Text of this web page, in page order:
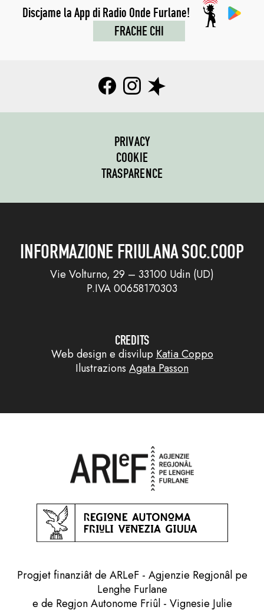
Discjame la App di Radio Onde Furlane!
FRACHE CHI
PRIVACY
COOKIE
TRASPARENCE
INFORMAZIONE FRIULANA SOC.COOP
Vie Volturno, 29 – 33100 Udin (UD)
P.IVA 00658170303
CREDITS
Web design e disvilup Katia Coppo
Ilustrazions Agata Passon
Progjet finanziât de ARLeF - Agjenzie Regjonâl pe
Lenghe Furlane
e de Regjon Autonome Friûl - Vignesie Julie